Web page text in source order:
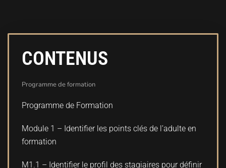
CONTENUS
Programme de formation
Programme de Formation
Module 1 – Identifier les points clés de l’adulte en
formation
M1.1 – Identifier le profil des stagiaires pour définir